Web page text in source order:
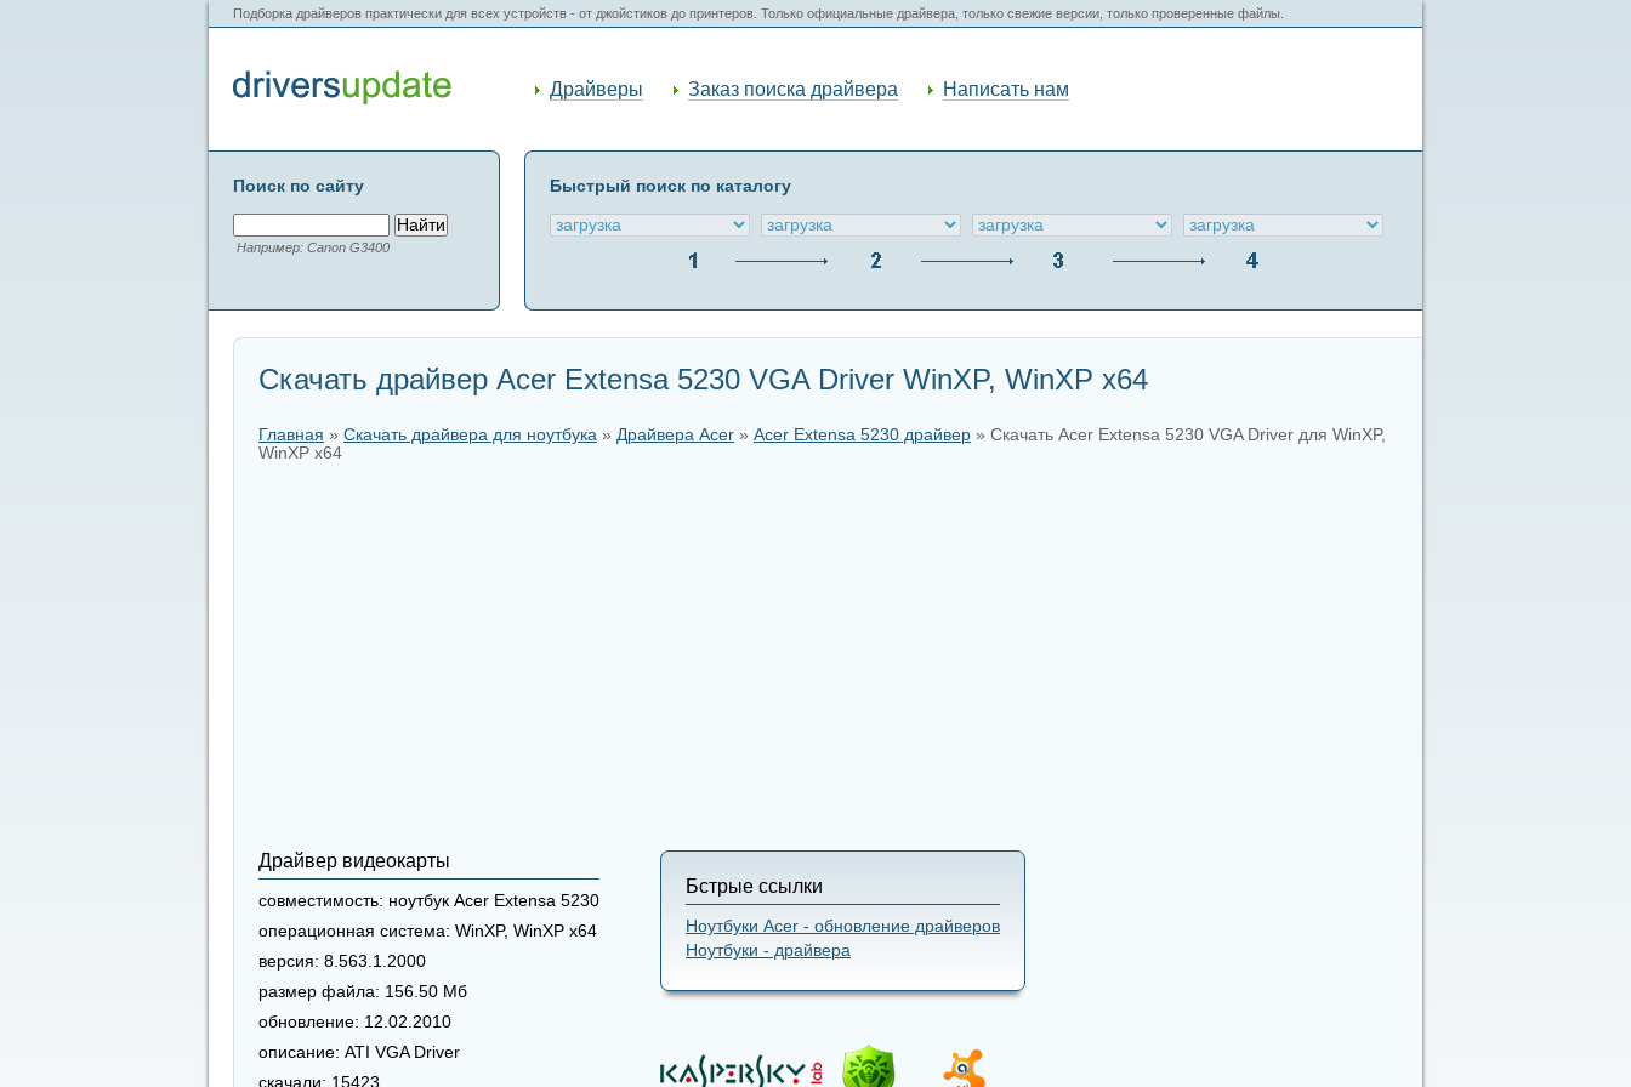
Подборка драйверов практически для всех устройств - от джойстиков до принтеров. Только официальные драйвера, только свежие версии, только проверенные файлы.
Драйверы Заказ поиска драйвера Написать нам
Поиск по сайту
Например: Canon G3400
Быстрый поиск по каталогу
Скачать драйвер Acer Extensa 5230 VGA Driver WinXP, WinXP x64
Главная » Скачать драйвера для ноутбука » Драйвера Acer » Acer Extensa 5230 драйвер » Скачать Acer Extensa 5230 VGA Driver для WinXP,
WinXP x64
Драйвер видеокарты
совместимость: ноутбук Acer Extensa 5230
операционная система: WinXP, WinXP x64
версия: 8.563.1.2000
размер файла: 156.50 Мб
обновление: 12.02.2010
описание: ATI VGA Driver
скачали: 15423
Бстрые ссылки
Ноутбуки Acer - обновление драйверов
Ноутбуки - драйвера